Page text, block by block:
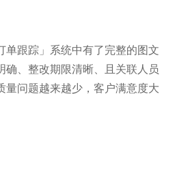
单跟踪」系统中有了完整的图文
确、整改期限清晰、且关联人员
量问题越来越少，客户满意度大